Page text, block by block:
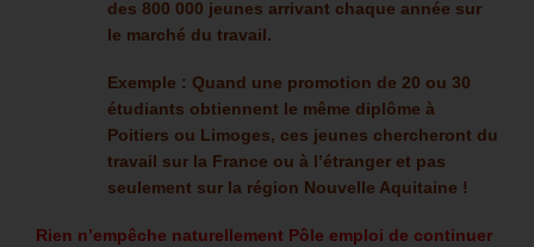
des 800 000 jeunes arrivant chaque année sur
le marché du travail.
Exemple : Quand une promotion de 20 ou 30
étudiants obtiennent le même diplôme à
Poitiers ou Limoges, ces jeunes chercheront du
travail sur la France ou à l’étranger et pas
seulement sur la région Nouvelle Aquitaine !
Rien n’empêche naturellement Pôle emploi de continuer